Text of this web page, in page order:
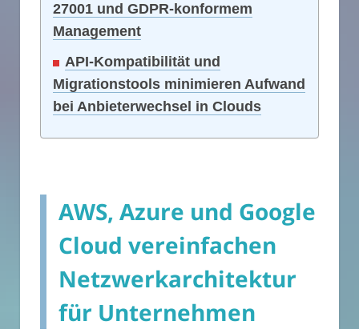
27001 und GDPR-konformem
Management
API-Kompatibilität und
Migrationstools minimieren Aufwand
bei Anbieterwechsel in Clouds
AWS, Azure und Google
Cloud vereinfachen
Netzwerkarchitektur
für Unternehmen